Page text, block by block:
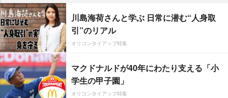
川島海荷さんと学ぶ 日常に潜む“人身取
引”のリアル
オリコンタイアップ特集
マクドナルドが40年にわたり支える「小
学生の甲子園」
オリコンタイアップ特集